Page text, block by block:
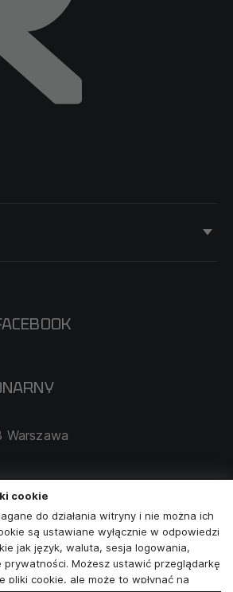
PŁATNOŚĆ
KORPORACYJNE
Z PARTNERAMI
Warszawa
11:00 - 19:00
cookie
do działania witryny i nie można ich
są ustawiane wyłącznie w odpowiedzi
jak język, waluta, sesja logowania,
Możesz ustawić przeglądarkę
pliki cookie, ale może to wpłynąć na